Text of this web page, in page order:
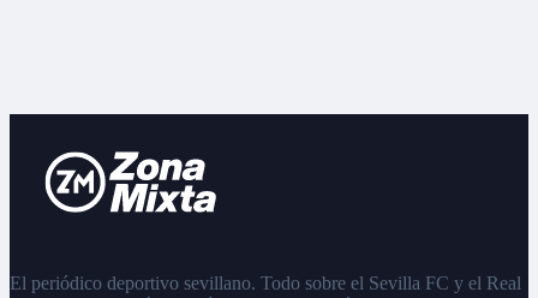
El periódico deportivo sevillano. Todo sobre el Sevilla FC y el Real